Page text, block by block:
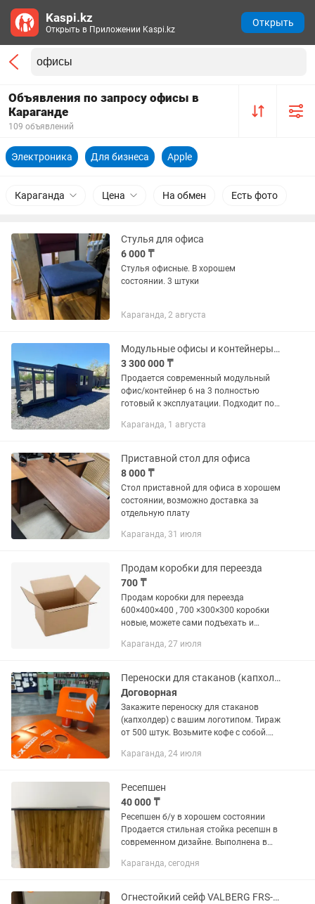
Объявления по запросу офисы в
Караганде
109 объявлений
Электроника Для бизнеса Apple
Караганда Цена На обмен Есть фото
Стулья для офиса
6 000 ₸
Стулья офисные. В хорошем
состоянии. 3 штуки
Караганда, 2 августа
Модульные офисы и контейнеры любой сложности
3 300 000 ₸
Продается современный модульный
офис/контейнер 6 на 3 полностью
готовый к эксплуатации. Подходит под:
Магазин - Кофейню - Пост охраны -
Караганда, 1 августа
Приставной стол для офиса
8 000 ₸
Стол приставной для офиса в хорошем
состоянии, возможно доставка за
отдельную плату
Караганда, 31 июля
Продам коробки для переезда
700 ₸
Продам коробки для переезда
600×400×400 , 700 ×300×300 коробки
новые, можете сами подъехать и
5/3 офис Завод Гофрокартон
Караганда, 27 июля
Переноски для стаканов (капхолдеры) с вашим логотипом
Договорная
Закажите переноску для стаканов
(капхолдер) с вашим логотипом. Тираж
от 500 штук. Возьмите кофе с собой.
Караганде. Доставка по всему
Караганда, 24 июля
Ресепшен
40 000 ₸
Ресепшен б/у в хорошем состоянии
Продается стильная стойка ресепшн в
современном дизайне. Выполнена в
столешницей. Подойдет для салона
Караганда, сегодня
Огнестойкий сейф VALBERG FRS-127T KL (307 кг)
Kaspi.kz
Открыть в Приложении Kaspi.kz
Открыть